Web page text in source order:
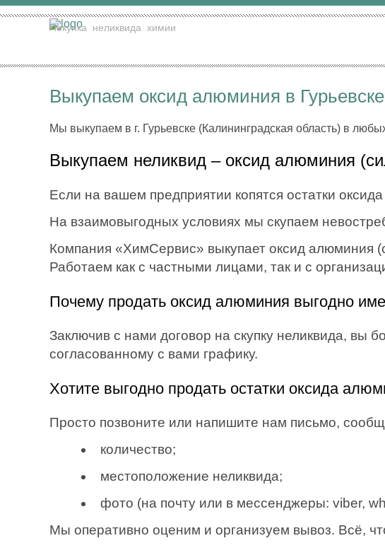
Покупка неликвида химии
Выкупаем оксид алюминия в
Мы выкупаем в г. Гурьевске (Калининградская область) в
Выкупаем неликвид – оксид алюминия
Если на вашем предприятии копятся остатки
На взаимовыгодных условиях мы скупаем
Компания «ХимСервис» выкупает оксид алюминия
Работаем как с частными лицами, так и с
Почему продать оксид алюминия выгодно
Заключив с нами договор на скупку неликвида, вы
согласованному с вами графику.
Хотите выгодно продать остатки оксида
Просто позвоните или напишите нам письмо,
количество;
местоположение неликвида;
фото (на почту или в мессенджеры: viber,
Мы оперативно оценим и организуем вывоз. Всё,